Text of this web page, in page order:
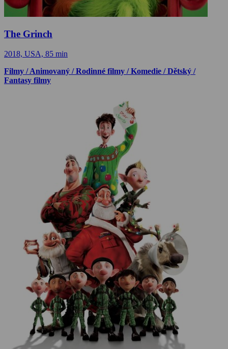
The Grinch
2018, USA, 85 min
Filmy / Animovaný / Rodinné filmy / Komedie / Dětský /
Fantasy filmy